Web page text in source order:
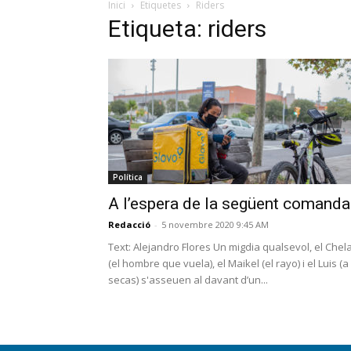
Inici Etiquetes Riders
Etiqueta: riders
Política
A l’espera de la següent comanda
Redacció - 5 novembre 2020 9:45 AM
Text: Alejandro Flores Un migdia qualsevol, el
(el hombre que vuela), el Maikel (el rayo) i el Luis (a
secas) s'asseuen al davant d’un...